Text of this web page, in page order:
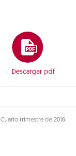
Descargar pdf
Cuarto trimestre de 2016